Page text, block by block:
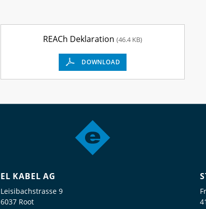
REACh Deklaration (46.4 KB)
DOWNLOAD
EL KABEL AG
Leisibachstrasse 9
6037 Root